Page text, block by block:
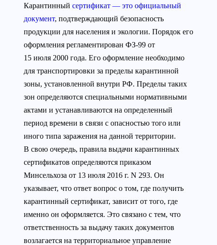
Карантинный сертификат — это официальный
документ, подтверждающий безопасность
продукции для населения и экологии. Порядок его
оформления регламентирован ФЗ-99 от
15 июля 2000 года. Его оформление необходимо
для транспортировки за пределы карантинной
зоны, установленной внутри РФ. Пределы таких
зон определяются специальными нормативными
актами и устанавливаются на определенный
период времени в связи с опасностью того или
иного типа заражения на данной территории.
В свою очередь, правила выдачи карантинных
сертификатов определяются приказом
Минсельхоза от 13 июля 2016 г. N 293. Он
указывает, что ответ вопрос о том, где получить
карантинный сертификат, зависит от того, где
именно он оформляется. Это связано с тем, что
ответственность за выдачу таких документов
возлагается на территориальное управление